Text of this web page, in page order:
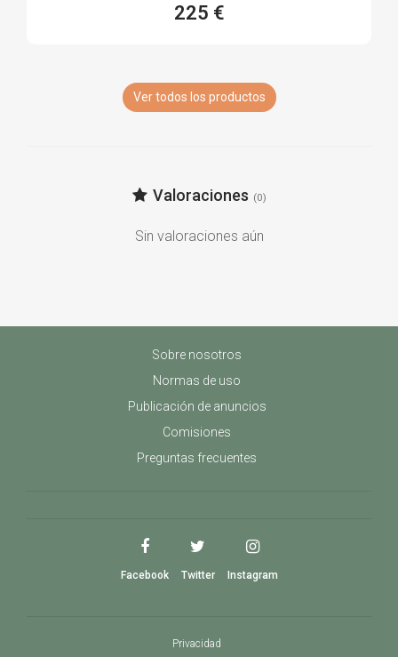
225 €
Ver todos los productos
Valoraciones (0)
Sin valoraciones aún
Sobre nosotros
Normas de uso
Publicación de anuncios
Comisiones
Preguntas frecuentes
Facebook Twitter Instagram
Privacidad